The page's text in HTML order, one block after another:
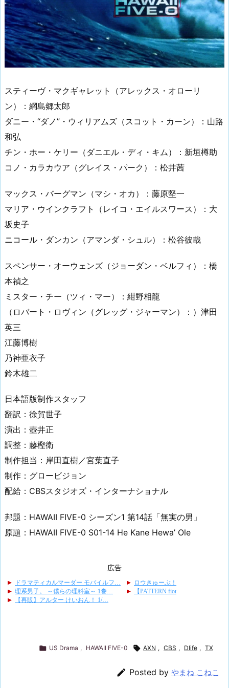
スティーヴ・マクギャレット（アレックス・オローリ
ン）：網島郷太郎
ダニー・“ダノ”・ウィリアムズ（スコット・カーン）：山路
和弘
チン・ホー・ケリー（ダニエル・ディ・キム）：新垣樽助
コノ・カラカウア（グレイス・パーク）：松井茜
マックス・バーグマン（マシ・オカ）：藤原堅一
マリア・ウインクラフト（レイコ・エイルスワース）：大
坂史子
ニコール・ダンカン（アマンダ・シュル）：松谷彼哉
スペンサー・オーウェンズ（ジョーダン・ベルフィ）：橋
本禎之
ミスター・チー（ツィ・マー）：紺野相龍
（ロバート・ロヴィン（グレッグ・ジャーマン）：）津田
英三
江藤博樹
乃神亜衣子
鈴木雄二
日本語版制作スタッフ
翻訳：徐賀世子
演出：壺井正
調整：藤樫衛
制作担当：岸田直樹／宮葉直子
制作：グロービジョン
配給：CBSスタジオズ・インターナショナル
邦題：HAWAII FIVE-0 シーズン1 第14話「無実の男」
原題：HAWAII FIVE-0 S01-14 He Kane Hewa’ Ole
広告
 US Drama , HAWAII FIVE-0  AXN , CBS , Dlife , TX
 Posted by やまね こねこ